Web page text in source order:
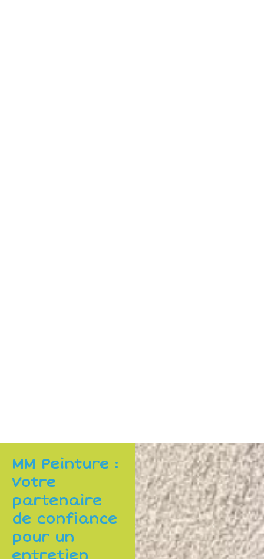
MM Peinture :
Votre
partenaire
de confiance
pour un
entretien